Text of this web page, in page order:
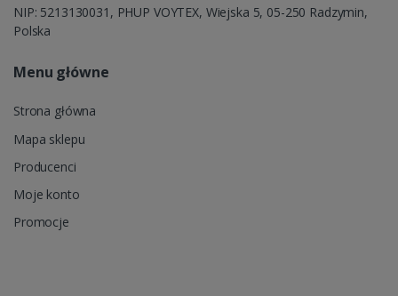
NIP: 5213130031, PHUP VOYTEX, Wiejska 5, 05-250 Radzymin,
Polska
Menu główne
Strona główna
Mapa sklepu
Producenci
Moje konto
Promocje